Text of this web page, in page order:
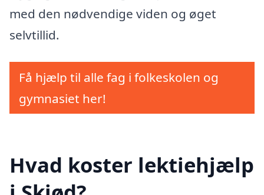
med den nødvendige viden og øget
selvtillid.
Få hjælp til alle fag i folkeskolen og
gymnasiet her!
Hvad koster lektiehjælp